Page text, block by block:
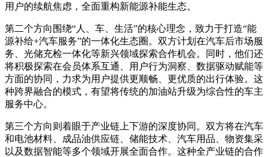
用户的续航焦虑，全面重构新能源补能生态。
第二个方向围绕“人、车、生活”的核心理念，致力于打造“能
源补给+汽车服务”的一体化生态圈。双方计划在汽车后市场服
务、光储充检一体化等新兴领域探索合作机会。同时，他们还
将积极探索在会员体系互通、用户行为洞察、数据驱动赋能等
方面的协同，力求为用户提供更顺畅、更优质的出行体验。这
种跨界融合的模式，有望将传统的加油站升级为综合性的车主
服务中心。
第三个方向则着眼于产业链上下游的深度协同。双方将在汽车
和电池材料、成品油供应链、储能技术、汽车用品、物资集采
以及数据智能等多个领域开展全面合作。这种全产业链的合作